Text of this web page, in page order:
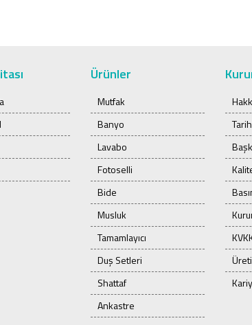
Ürünler
Mutfak
Banyo
Lavabo
Fotoselli
Bide
Musluk
Tamamlayıcı
Duş Setleri
Shattaf
Ankastre